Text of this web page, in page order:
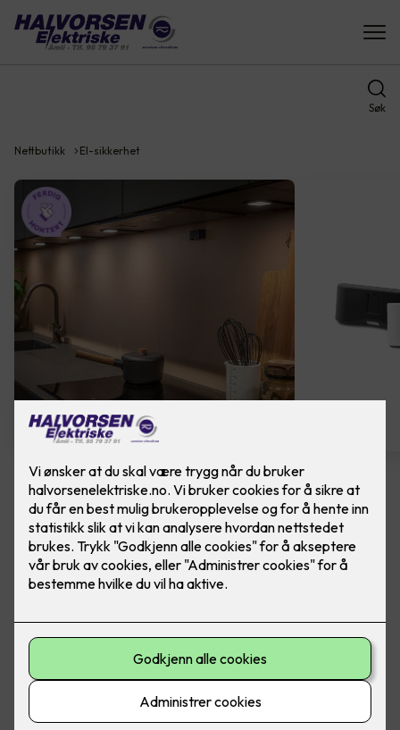
Søk
Nettbutikk El-sikkerhet
Komfyrvakt mKomfy Wally
m/trådløs sensor
Komfyrvakt mKomfy 25 Wally fra CTM Lyng.
CTM Lyngs nyeste komfyrvakt mKomfy Wally er halvparten
så stor som forgjengeren, med en sensor som kun er 81 mm
lang. Den har et tredobbelt sikkerhetssystem i form av
timerfunksjon, vakt for overtemperatur og tampersikring
som forhindrer bruk hvis sensoren fjernes.